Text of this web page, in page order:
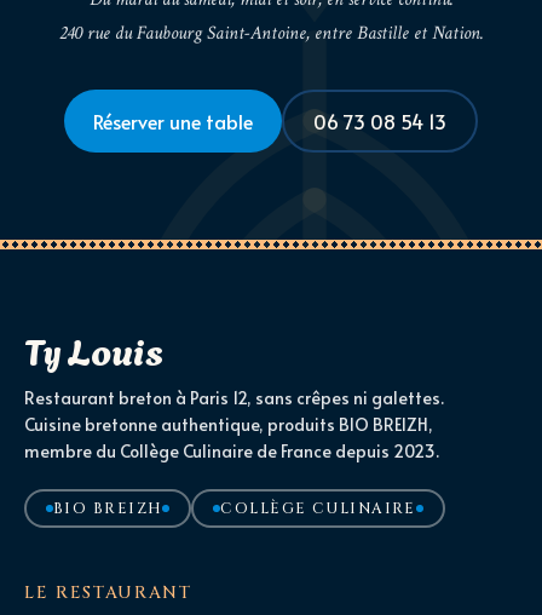
240 rue du Faubourg Saint-Antoine, entre Bastille et Nation.
Réserver une table 06 73 08 54 13
Ty Louis
Restaurant breton à Paris 12, sans crêpes ni galettes.
Cuisine bretonne authentique, produits BIO BREIZH,
membre du Collège Culinaire de France depuis 2023.
BIO BREIZH COLLÈGE CULINAIRE
LE RESTAURANT